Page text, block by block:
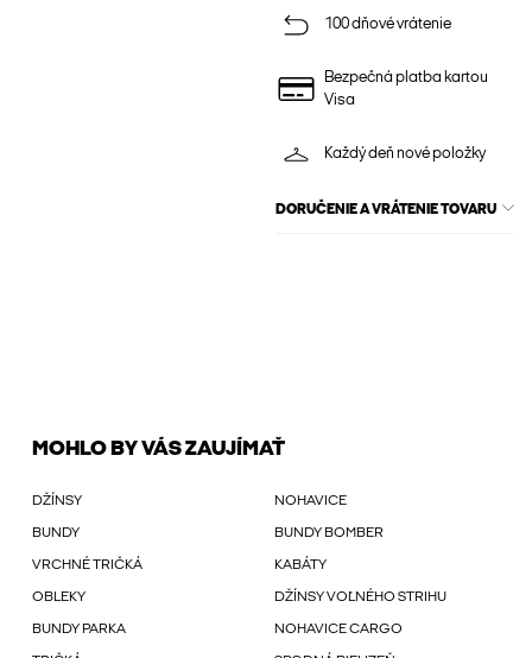
100 dňové vrátenie
Bezpečná platba kartou
Visa
Každý deň nové položky
DORUČENIE A VRÁTENIE TOVARU
MOHLO BY VÁS ZAUJÍMAŤ
DŽÍNSY NOHAVICE
BUNDY BUNDY BOMBER
VRCHNÉ TRIČKÁ KABÁTY
OBLEKY DŽÍNSY VOĽNÉHO STRIHU
BUNDY PARKA NOHAVICE CARGO